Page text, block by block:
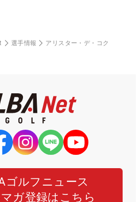
選手情報 アリスター・デ・コク
ゴルフニュース
ガ登録はこちら